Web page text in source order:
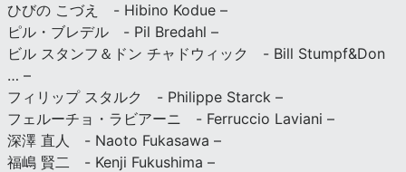
ひびの こづえ - Hibino Kodue –
ピル・ブレデル - Pil Bredahl –
ビル スタンフ＆ドン チャドウィック - Bill Stumpf&Don
… –
フィリップ スタルク - Philippe Starck –
フェルーチョ・ラビアーニ - Ferruccio Laviani –
深澤 直人 - Naoto Fukasawa –
福嶋 賢二 - Kenji Fukushima –